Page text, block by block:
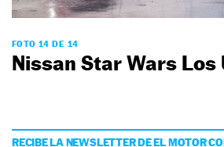
FOTO 14 DE 14
Nissan Star Wars
RECIBE LA NEWSLETTER DE EL MOTOR